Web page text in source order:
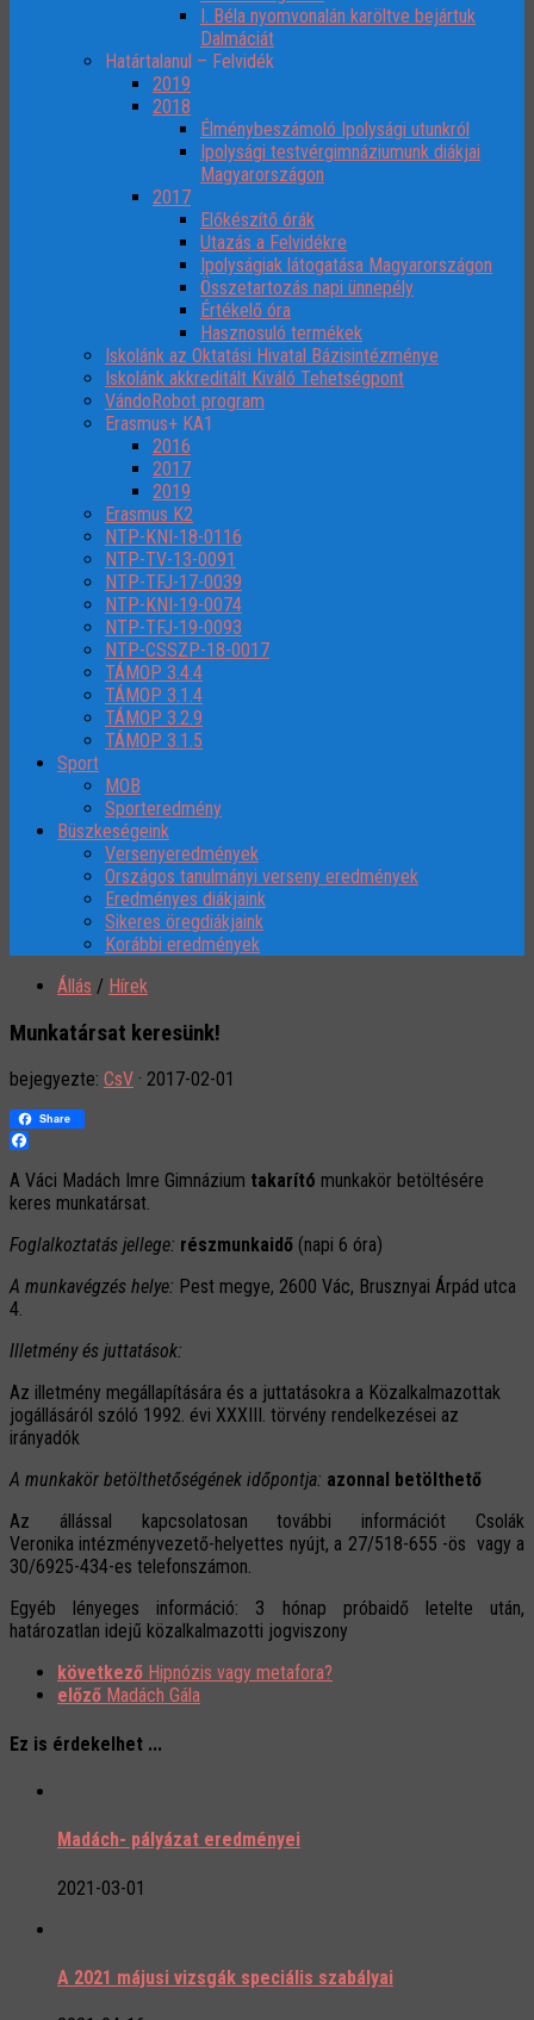
I. Béla nyomvonalán karöltve bejártuk
Dalmáciát
Határtalanul – Felvidék
2019
2018
Élménybeszámoló Ipolysági utunkról
Ipolysági testvérgimnáziumunk diákjai
Magyarországon
2017
Előkészítő órák
Utazás a Felvidékre
Ipolyságiak látogatása Magyarországon
Összetartozás napi ünnepély
Értékelő óra
Hasznosuló termékek
Iskolánk az Oktatási Hivatal Bázisintézménye
Iskolánk akkreditált Kiváló Tehetségpont
VándoRobot program
Erasmus+ KA1
2016
2017
2019
Erasmus K2
NTP-KNI-18-0116
NTP-TV-13-0091
NTP-TFJ-17-0039
NTP-KNI-19-0074
NTP-TFJ-19-0093
NTP-CSSZP-18-0017
TÁMOP 3.4.4
TÁMOP 3.1.4
TÁMOP 3.2.9
TÁMOP 3.1.5
Sport
MOB
Sporteredmény
Büszkeségeink
Versenyeredmények
Országos tanulmányi verseny eredmények
Eredményes diákjaink
Sikeres öregdiákjaink
Korábbi eredmények
Állás / Hírek
Munkatársat keresünk!
bejegyezte: CsV · 2017-02-01
Share
A Váci Madách Imre Gimnázium takarító munkakör betöltésére
keres munkatársat.
Foglalkoztatás jellege: részmunkaidő (napi 6 óra)
A munkavégzés helye: Pest megye, 2600 Vác, Brusznyai Árpád utca
4.
Illetmény és juttatások:
Az illetmény megállapítására és a juttatásokra a Közalkalmazottak
jogállásáról szóló 1992. évi XXXIII. törvény rendelkezései az
irányadók
A munkakör betölthetőségének időpontja: azonnal betölthető
Az állással kapcsolatosan további információt Csolák
Veronika intézményvezető-helyettes nyújt, a 27/518-655 -ös vagy a
30/6925-434-es telefonszámon.
Egyéb lényeges információ: 3 hónap próbaidő letelte után,
határozatlan idejű közalkalmazotti jogviszony
következő Hipnózis vagy metafora?
előző Madách Gála
Ez is érdekelhet ...
Madách- pályázat eredményei
2021-03-01
A 2021 májusi vizsgák speciális szabályai